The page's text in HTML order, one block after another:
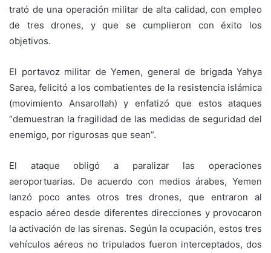
trató de una operación militar de alta calidad, con empleo
de tres drones, y que se cumplieron con éxito los
objetivos.
El portavoz militar de Yemen, general de brigada Yahya
Sarea, felicitó a los combatientes de la resistencia islámica
(movimiento Ansarollah) y enfatizó que estos ataques
“demuestran la fragilidad de las medidas de seguridad del
enemigo, por rigurosas que sean”.
El ataque obligó a paralizar las operaciones
aeroportuarias. De acuerdo con medios árabes, Yemen
lanzó poco antes otros tres drones, que entraron al
espacio aéreo desde diferentes direcciones y provocaron
la activación de las sirenas. Según la ocupación, estos tres
vehículos aéreos no tripulados fueron interceptados, dos